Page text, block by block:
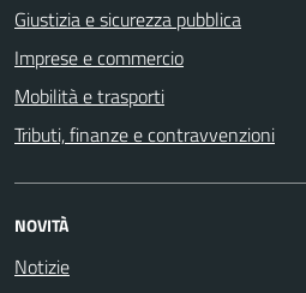
Giustizia e sicurezza pubblica
Imprese e commercio
Mobilità e trasporti
Tributi, finanze e contravvenzioni
NOVITÀ
Notizie